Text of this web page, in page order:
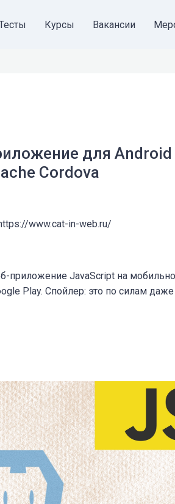
Курсы Вакансии
для Android
Cordova
www.cat-in-web.ru/
приложение JavaScript на
Play. Спойлер: это по силам даже